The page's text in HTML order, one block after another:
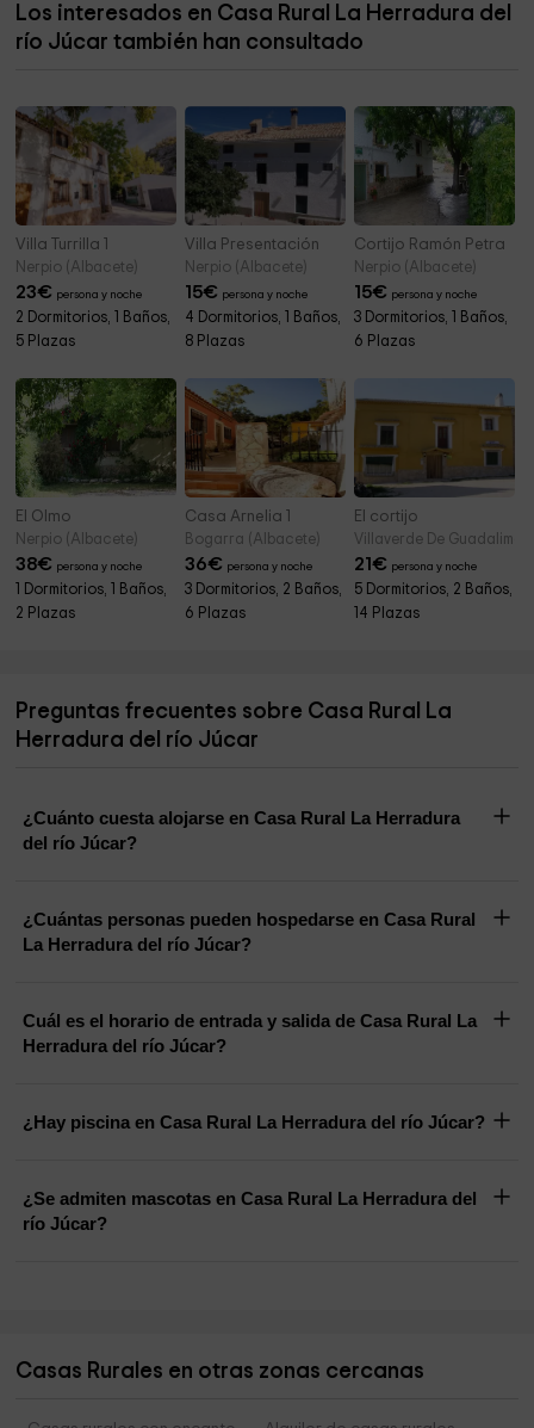
Ambientanet 16,4 km
Los interesados en Casa Rural La Herradura del
río Júcar también han consultado
Villa Turrilla 1
Nerpio (Albacete)
23€ persona y noche
2 Dormitorios, 1 Baños,
5 Plazas
Villa Presentación
Nerpio (Albacete)
15€ persona y noche
4 Dormitorios, 1 Baños,
8 Plazas
Cortijo Ramón Petra
Nerpio (Albacete)
15€ persona y noche
3 Dormitorios, 1 Baños,
6 Plazas
El Olmo
Nerpio (Albacete)
38€ persona y noche
1 Dormitorios, 1 Baños,
2 Plazas
Casa Arnelia 1
Bogarra (Albacete)
36€ persona y noche
3 Dormitorios, 2 Baños,
6 Plazas
El cortijo
Villaverde De
21€ persona y noche
5 Dormitorios, 2 Baños,
14 Plazas
Preguntas frecuentes sobre Casa Rural La
Herradura del río Júcar
¿Cuánto cuesta alojarse en Casa Rural La Herradura
del río Júcar?
¿Cuántas personas pueden hospedarse en Casa Rural
La Herradura del río Júcar?
Cuál es el horario de entrada y salida de Casa Rural La
Herradura del río Júcar?
¿Hay piscina en Casa Rural La Herradura del río Júcar?
¿Se admiten mascotas en Casa Rural La Herradura del
río Júcar?
Casas Rurales en otras zonas cercanas